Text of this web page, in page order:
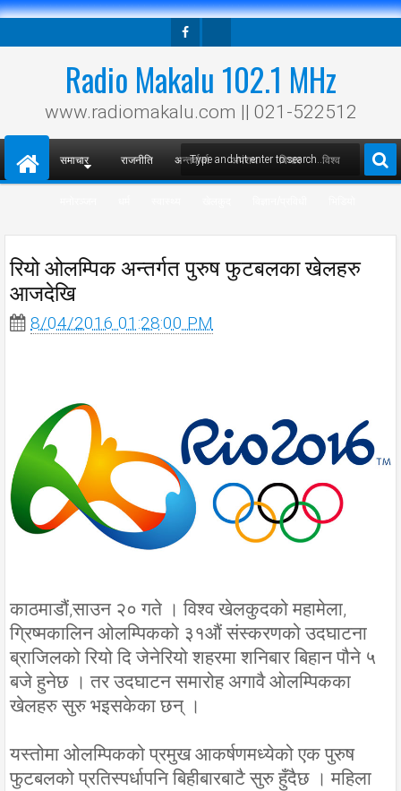
Radio Makalu 102.1 MHz
www.radiomakalu.com || 021-522512
समाचार राजनीति अन्तर्वार्ता अपराध विचार विश्व
रियो ओलम्पिक अन्तर्गत पुरुष फुटबलका खेलहरु
आजदेखि
8/04/2016 01:28:00 PM
काठमाडौं,साउन २० गते । विश्व खेलकुदको महामेला,
ग्रिष्मकालिन ओलम्पिकको ३१औं संस्करणको उदघाटना
ब्राजिलको रियो दि जेनेरियो शहरमा शनिबार बिहान पौने ५
बजे हुनेछ । तर उदघाटन समारोह अगावै ओलम्पिकका
खेलहरु सुरु भइसकेका छन् ।
यस्तोमा ओलम्पिकको प्रमुख आकर्षणमध्येको एक पुरुष
फुटबलको प्रतिस्पर्धापनि बिहीबारबाटै सुरु हुँदैछ । महिला